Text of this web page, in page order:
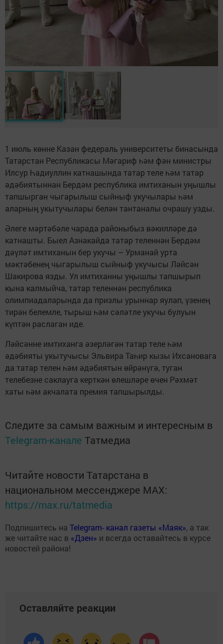
1 июль көнне Казан федераль университеты бинасында
Татарстан Республикасы Мәгариф һәм фән министры
Илсур Һадиуллин катнашында татар теле һәм татар
әдәбиятыннан Бердәм республика имтиханын уңышлы
тапшырган чыгарылыш сыйныф укучылары һәм
аларның укытучылары белән тантаналы очрашу узды.
Әлеге мәртәбәле чарада районыбыз вәкилләре дә
катнашты. Быел Азнакайда татар теленнән Бердәм
дәүләт имтиханын бер укучы – Урманай урта
мәктәбенең чыгарылыш сыйныф укучысы Ләйсән
Шакирова язды. Ул имтиханны уңышлы тапшырып
кына калмыйча, татар теленнән республика
олимпиадаларында да призлы урыннар яулап, үзенең
тирән белемле, тырыш һәм сәләтле укучы булуын
күптән раслаган иде.
Ләйсәнне имтиханга әзерләгән татар теле һәм
әдәбияты укытучысы Эльвира Таһир кызы Ихсановага
да татар телен һәм әдәбиятын өйрәнүгә, туган
телебезне саклауга керткән өлешләре өчен Рәхмәт
хаты һәм акчалата премия тапшырылды.
Следите за самым важным и интересным в
Telegram-канале Татмедиа
Читайте новости Татарстана в
национальном мессенджере MАХ:
https://max.ru/tatmedia
Подпишитесь на Telegram- канал газеты «Маяк», а так
же читайте нас в «Дзен» и всегда оставайтесь в курсе
новостей района!
Оставляйте реакции